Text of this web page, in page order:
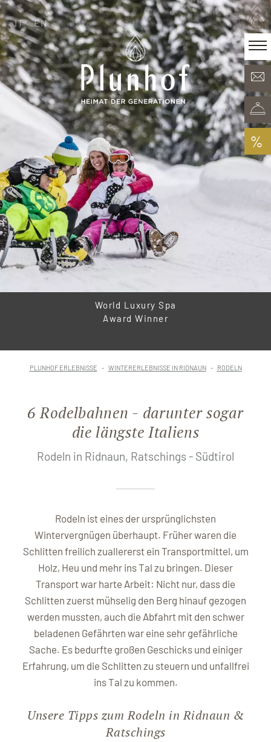
IT EN
Heimat der Generationen
Zimmer & Angebote
Minera Acqua & Spa
Plunhof Erlebnisse
Entdeckungen rundum
%
IT · EN
World Luxury Spa
Award Winner
PLUNHOF ERLEBNISSE WINTERERLEBNISSE IN RIDNAUN RODELN
6 Rodelbahnen - darunter sogar
die längste Italiens
Rodeln in Ridnaun, Ratschings - Südtirol
Rodeln ist eines der ursprünglichsten
Wintervergnügen überhaupt. Früher waren die
Schlitten freilich zuallererst ein Transportmittel, um
Holz, Heu und mehr ins Tal zu bringen. Dieser
Transport war harte Arbeit: Nicht nur, dass die
Schlitten zuerst mühselig den Berg hinauf gezogen
werden mussten, auch die Abfahrt mit den schwer
beladenen Gefährten war eine sehr gefährliche
Sache. Es bedurfte großen Geschicks und einiger
Erfahrung, um die Schlitten zu steuern und unfallfrei
ins Tal zu kommen.
Unsere Tipps zum Rodeln in Ridnaun &
Ratschings